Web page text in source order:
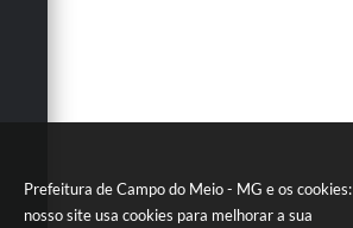
Prefeitura de Campo do Meio - MG e os cookies:
nosso site usa cookies para melhorar a sua